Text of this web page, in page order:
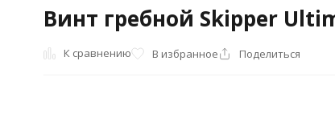
Винт гребной Skipper
К сравнению В избранное Поделиться